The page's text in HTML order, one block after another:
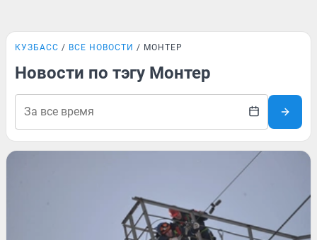
КУЗБАСС ВСЕ НОВОСТИ МОНТЕР
Новости по тэгу Монтер